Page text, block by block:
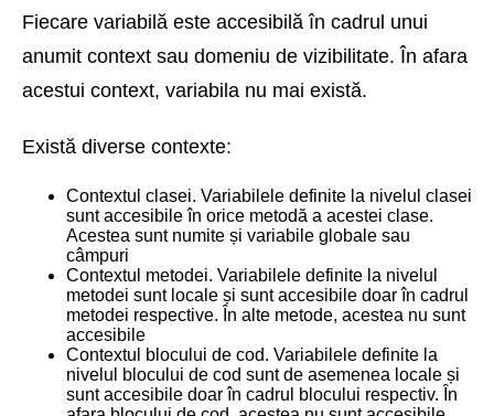
Fiecare variabilă este accesibilă în cadrul unui
anumit context sau domeniu de vizibilitate. În afara
acestui context, variabila nu mai există.
Există diverse contexte:
Contextul clasei. Variabilele definite la nivelul clasei
sunt accesibile în orice metodă a acestei clase.
Acestea sunt numite și variabile globale sau
câmpuri
Contextul metodei. Variabilele definite la nivelul
metodei sunt locale și sunt accesibile doar în cadrul
metodei respective. În alte metode, acestea nu sunt
accesibile
Contextul blocului de cod. Variabilele definite la
nivelul blocului de cod sunt de asemenea locale și
sunt accesibile doar în cadrul blocului respectiv. În